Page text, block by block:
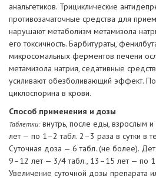
анальгетиков. Трициклические
противозачаточные средства для
нарушают метаболизм метамизола
его токсичность. Барбитураты,
микросомальных ферментов печени
метамизола натрия, седативные
усиливают обезболивающий эффект.
циклоспорина в крови.
Способ применения и дозы
Таблетки:внутрь, после еды, взрослым
лет — по 1–2 табл. 2–3 раза в сутки в
Суточная доза — 6 табл. (не более).
9–12 лет — 3/4 табл., 13–15 лет — по 1
Увеличение суточной дозы препарата